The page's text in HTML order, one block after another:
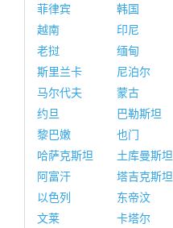
菲律宾
韩国
越南
印尼
老挝
缅甸
斯里兰卡
尼泊尔
马尔代夫
蒙古
约旦
巴勒斯坦
黎巴嫩
也门
哈萨克斯坦
土库曼斯坦
阿富汗
塔吉克斯坦
以色列
东帝汶
文莱
卡塔尔